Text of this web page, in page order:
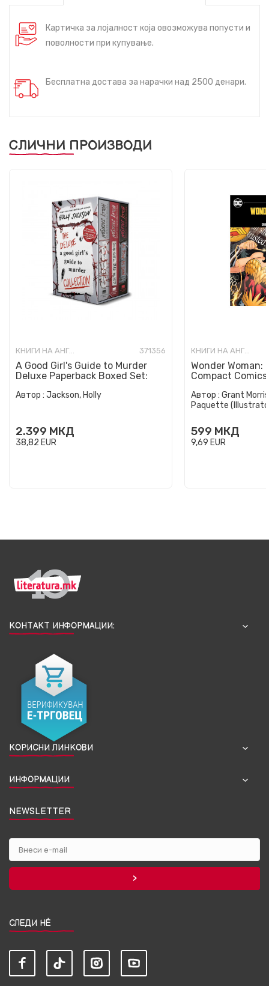
Картичка за лојалност која овозможува попусти и
поволности при купување.
Бесплатна достава за нарачки над 2500 денари.
СЛИЧНИ ПРОИЗВОДИ
КНИГИ НА АНГЛИСКИ ЈАЗИК 371356
A Good Girl's Guide to Murder
Deluxe Paperback Boxed Set:
Автор : Jackson, Holly
2.399 МКД
38,82 EUR
КНИГИ НА АНГЛИСКИ ЈАЗИК
Wonder Woman:
Compact
Автор : Grant
Paquette
599 МКД
9,69 EUR
КОНТАКТ ИНФОРМАЦИИ:
КОРИСНИ ЛИНКОВИ
ИНФОРМАЦИИ
NEWSLETTER
СЛЕДИ НЀ